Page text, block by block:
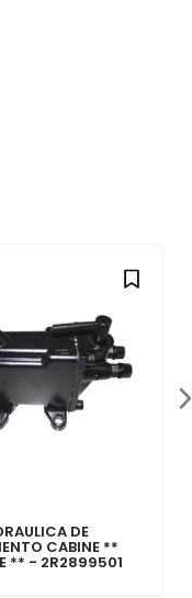
DE
CABINE **
** - 2R2899501